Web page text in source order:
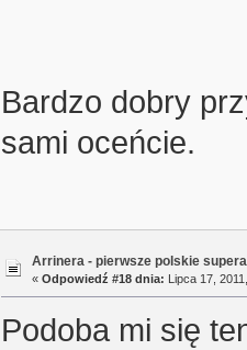
Bardzo dobry
sami oceńcie.
Arrinera - pierwsze polskie
« Odpowiedź #18 dnia: Lipca 17,
Podoba mi się